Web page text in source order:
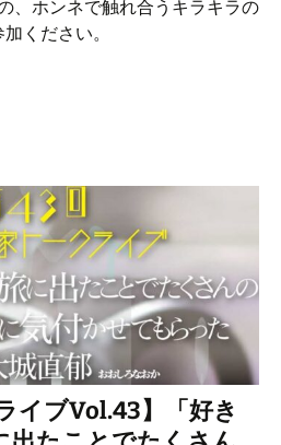
、ホンネで触れ合うキラキラの
ください。
クライブVol.44】「10年後の自
イブVol.43】「好き